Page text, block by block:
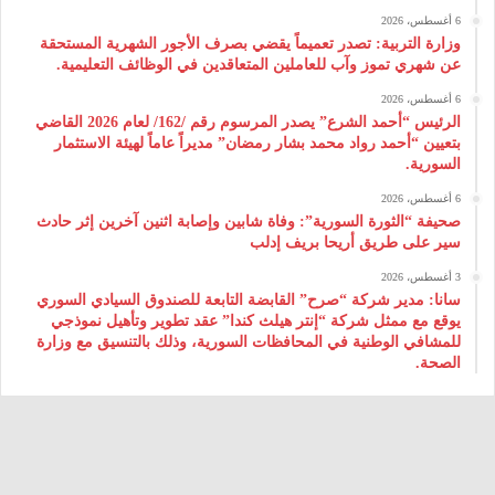
6 أغسطس، 2026
وزارة التربية: تصدر تعميماً يقضي بصرف الأجور الشهرية المستحقة
عن شهري تموز وآب للعاملين المتعاقدين في الوظائف التعليمية.
6 أغسطس، 2026
الرئيس “أحمد الشرع” يصدر المرسوم رقم /162/ لعام 2026 ‌القاضي
بتعيين “أحمد رواد محمد بشار رمضان” مديراً عاماً لهيئة ‌الاستثمار
السورية.
6 أغسطس، 2026
صحيفة “الثورة السورية”: وفاة شابين وإصابة اثنين آخرين إثر حادث
سير على طريق أريحا بريف إدلب
3 أغسطس، 2026
سانا: مدير شركة “صرح” القابضة التابعة للصندوق السيادي السوري
يوقع مع ممثل شركة “إنتر هيلث كندا” عقد تطوير وتأهيل نموذجي
للمشافي الوطنية في المحافظات السورية، وذلك بالتنسيق مع وزارة
الصحة.